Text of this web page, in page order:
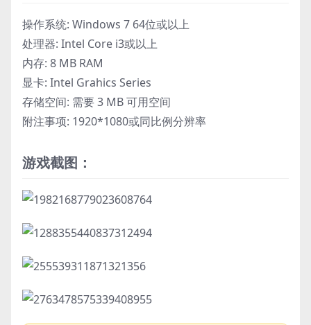
操作系统: Windows 7 64位或以上
处理器: Intel Core i3或以上
内存: 8 MB RAM
显卡: Intel Grahics Series
存储空间: 需要 3 MB 可用空间
附注事项: 1920*1080或同比例分辨率
游戏截图：